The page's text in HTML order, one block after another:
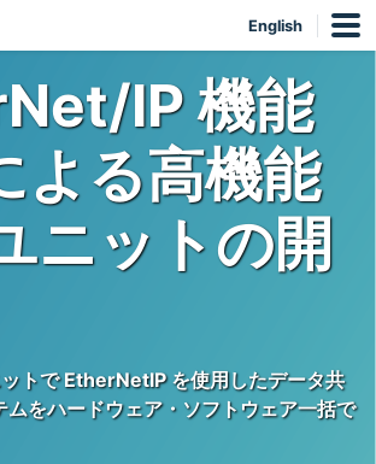
English
IP 機能
よる高機能
ニットの開
トで EtherNetIP を使用したデータ共
ムをハードウェア・ソフトウェア一括で